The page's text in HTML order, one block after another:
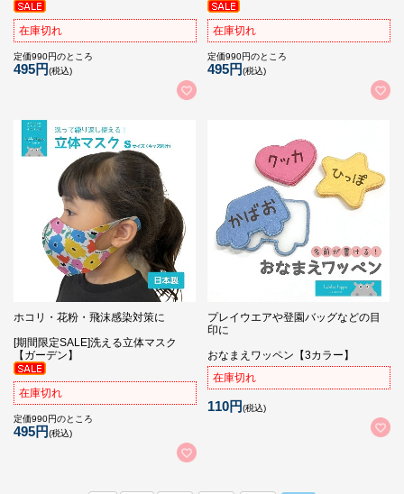
在庫切れ
定価990円のところ
495円(税込)
在庫切れ
定価990円のところ
495円(税込)
ホコリ・花粉・飛沫感染対策に
[期間限定SALE]洗える立体マスク
【ガーデン】
在庫切れ
定価990円のところ
495円(税込)
プレイウエアや登園バッグなどの目
印に
おなまえワッペン【3カラー】
在庫切れ
110円(税込)